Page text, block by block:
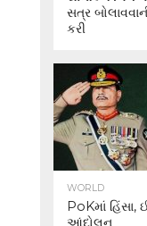
સત્ર
કરી
WORLD
PoKમાં હિંસા,
આંદોલન